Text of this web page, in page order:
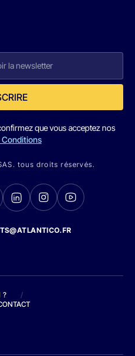
que vous acceptez nos
tous droits réservés.
?
/